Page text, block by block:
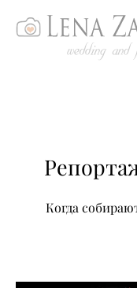
Когда